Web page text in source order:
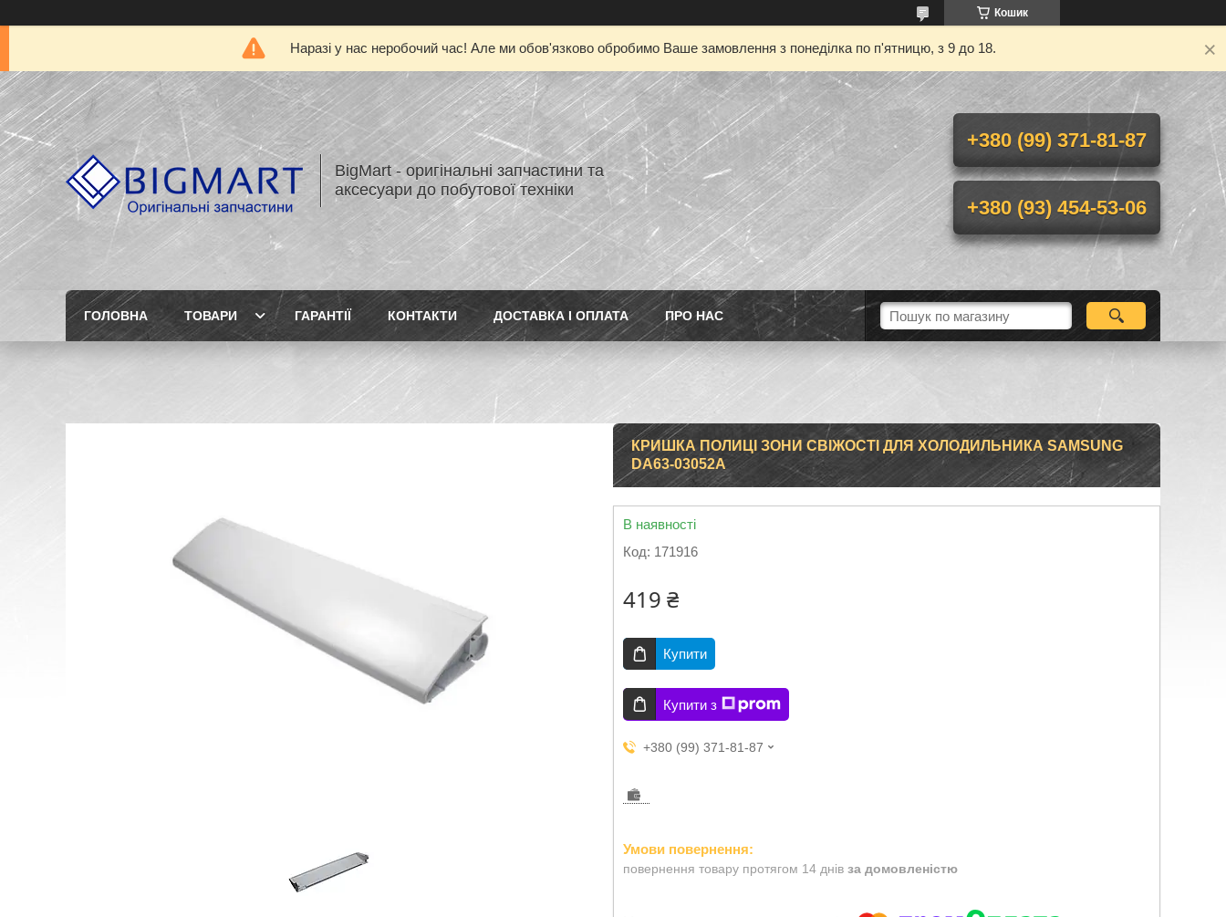
Кошик
Наразі у нас неробочий час! Але ми обов'язково обробимо Ваше замовлення з понеділка по п'ятницю, з 9 до 18.
BigMart - оригінальні запчастини та
аксесуари до побутової техніки
+380 (99) 371-81-87
+380 (93) 454-53-06
ГОЛОВНА ТОВАРИ ГАРАНТІЇ КОНТАКТИ ДОСТАВКА І ОПЛАТА ПРО НАС
КРИШКА ПОЛИЦІ ЗОНИ СВІЖОСТІ ДЛЯ ХОЛОДИЛЬНИКА SAMSUNG
DA63-03052A
В наявності
Код: 171916
419 ₴
Купити
Купити з
+380 (99) 371-81-87
повернення товару протягом 14 днів за домовленістю